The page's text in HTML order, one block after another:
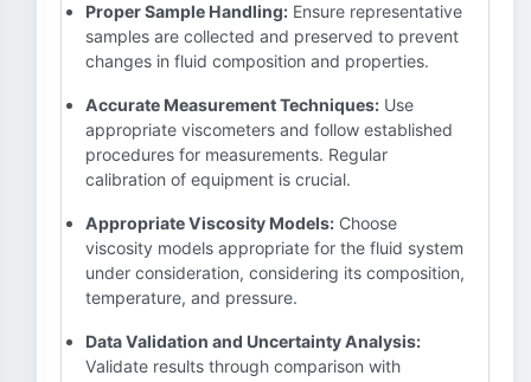
Proper Sample Handling: Ensure representative
samples are collected and preserved to prevent
changes in fluid composition and properties.
Accurate Measurement Techniques: Use
appropriate viscometers and follow established
procedures for measurements. Regular
calibration of equipment is crucial.
Appropriate Viscosity Models: Choose
viscosity models appropriate for the fluid system
under consideration, considering its composition,
temperature, and pressure.
Data Validation and Uncertainty Analysis:
Validate results through comparison with